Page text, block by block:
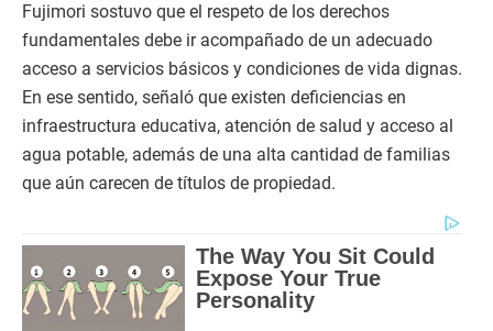
Fujimori sostuvo que el respeto de los derechos
fundamentales debe ir acompañado de un adecuado
acceso a servicios básicos y condiciones de vida dignas.
En ese sentido, señaló que existen deficiencias en
infraestructura educativa, atención de salud y acceso al
agua potable, además de una alta cantidad de familias
que aún carecen de títulos de propiedad.